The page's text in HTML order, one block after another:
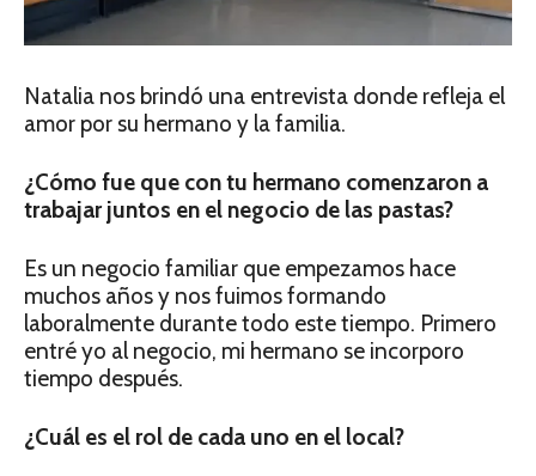
Natalia nos brindó una entrevista donde refleja el
amor por su hermano y la familia.
¿Cómo fue que con tu hermano comenzaron a
trabajar juntos en el negocio de las pastas?
Es un negocio familiar que empezamos hace
muchos años y nos fuimos formando
laboralmente durante todo este tiempo. Primero
entré yo al negocio, mi hermano se incorporo
tiempo después.
¿Cuál es el rol de cada uno en el local?